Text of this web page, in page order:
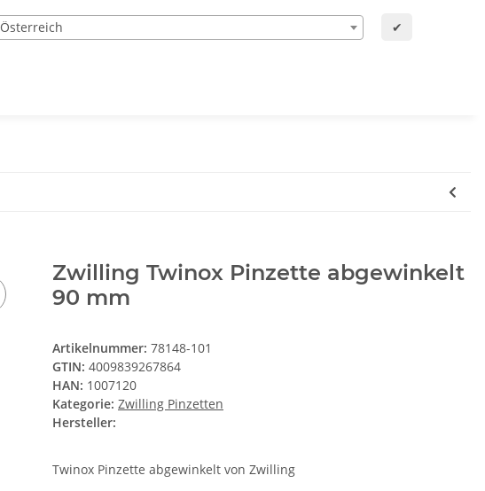
Österreich ✔
Zwilling Twinox Pinzette abgewinkelt
90 mm
Artikelnummer: 78148-101
GTIN: 4009839267864
HAN: 1007120
Kategorie: Zwilling Pinzetten
Hersteller:
Twinox Pinzette abgewinkelt von Zwilling